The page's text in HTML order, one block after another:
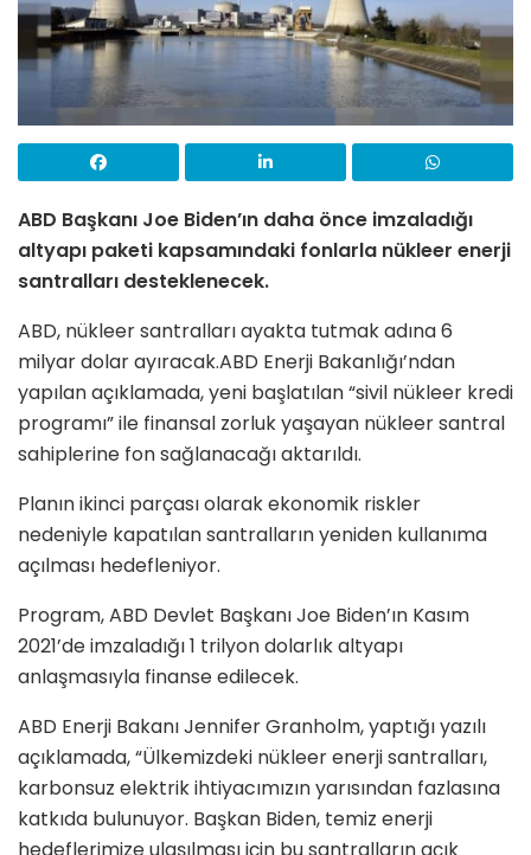
ABD Başkanı Joe Biden’ın daha önce imzaladığı
altyapı paketi kapsamındaki fonlarla nükleer enerji
santralları desteklenecek.
ABD, nükleer santralları ayakta tutmak adına 6
milyar dolar ayıracak.ABD Enerji Bakanlığı’ndan
yapılan açıklamada, yeni başlatılan “sivil nükleer kredi
programı” ile finansal zorluk yaşayan nükleer santral
sahiplerine fon sağlanacağı aktarıldı.
Planın ikinci parçası olarak ekonomik riskler
nedeniyle kapatılan santralların yeniden kullanıma
açılması hedefleniyor.
Program, ABD Devlet Başkanı Joe Biden’ın Kasım
2021’de imzaladığı 1 trilyon dolarlık altyapı
anlaşmasıyla finanse edilecek.
ABD Enerji Bakanı Jennifer Granholm, yaptığı yazılı
açıklamada, “Ülkemizdeki nükleer enerji santralları,
karbonsuz elektrik ihtiyacımızın yarısından fazlasına
katkıda bulunuyor. Başkan Biden, temiz enerji
hedeflerimize ulaşılması için bu santralların açık